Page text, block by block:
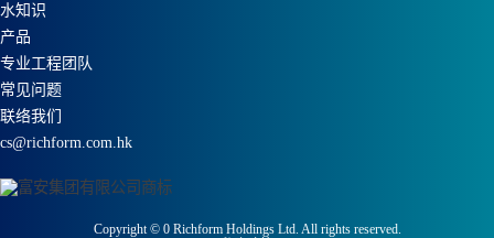
水知识
产品
专业工程团队
常见问题
联络我们
cs@richform.com.hk
Copyright © 0Richform Holdings Ltd. All rights reserved.